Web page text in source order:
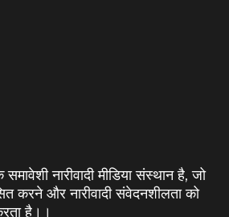
नारीवादी मीडिया संस्थान है, जो
करने और नारीवादी संवेदनशीलता को
है। ।